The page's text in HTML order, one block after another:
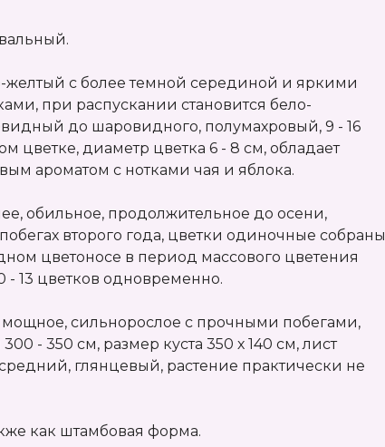
желтый с более темной серединой и яркими
при распускании становится бело-
до шаровидного, полумахровый, 9 - 16
цветке, диаметр цветка 6 - 8 см, обладает
ароматом с нотками чая и яблока.
обильное, продолжительное до осени,
второго года, цветки одиночные собраны
цветоносе в период массового цветения
- 13 цветков одновременно.
мощное, сильнорослое с прочными побегами,
- 350 см, размер куста 350 х 140 см, лист
глянцевый, растение практически не
как штамбовая форма.